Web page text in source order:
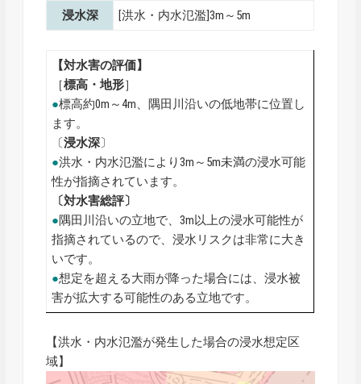
浸水深 [洪水・内水氾濫]3m～5m
【対水害の評価】
［標高・地形］
●標高約0m～4m、隅田川沿いの低地帯に位置し
ます。
〔浸水深〕
●洪水・内水氾濫により3m～5m未満の浸水可能
性が指摘されています。
〔対水害総評〕
●隅田川沿いの立地で、3m以上の浸水可能性が
指摘されているので、浸水リスクは非常に大き
いです。
●想定を超える大雨が降った場合には、浸水被
害が拡大する可能性のある立地です。
【洪水・内水氾濫が発生した場合の浸水想定区
域】